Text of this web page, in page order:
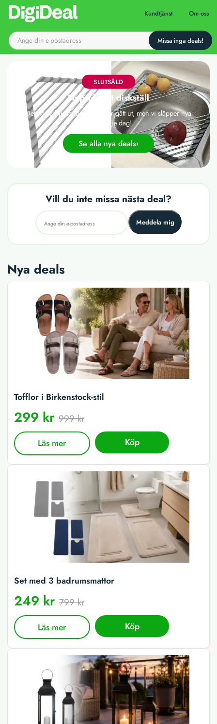
Till startsidan Kundtjänst Om oss
SLUTSÅLD
Hoprullbart diskställ
Det här erbjudandet har tyvärr gått ut, men vi släpper nya
deals varje dag!
Se alla nya deals
Vill du inte missa nästa deal?
Meddela mig
Nya deals
Tofflor i Birkenstock-stil
299 kr 999 kr
Läs mer Köp
Set med 3 badrumsmattor
249 kr 799 kr
Läs mer Köp